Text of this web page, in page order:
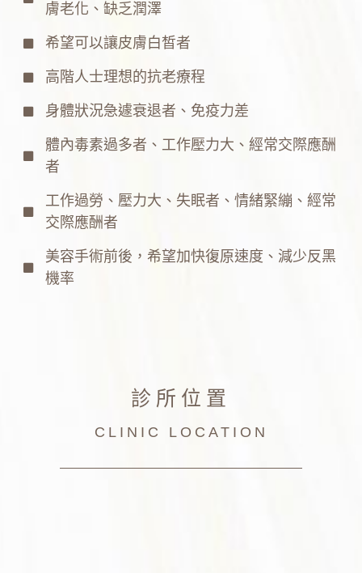
膚老化、缺乏潤澤
希望可以讓皮膚白皙者
高階人士理想的抗老療程
身體狀況急遽衰退者、免疫力差
體內毒素過多者、工作壓力大、經常交際應酬
者
工作過勞、壓力大、失眠者、情緒緊繃、經常
交際應酬者
美容手術前後，希望加快復原速度、減少反黑
機率
診所位置
CLINIC LOCATION